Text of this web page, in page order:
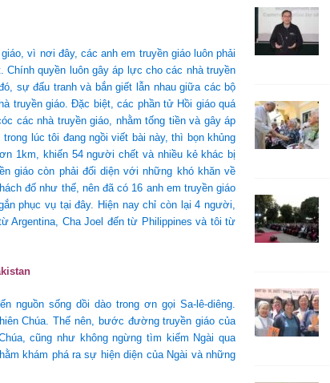
vì nơi đây, các anh em truyền giáo luôn phải
quyền luôn gây áp lực cho các nhà truyền
sự đấu tranh và bắn giết lẫn nhau giữa các bộ
truyền giáo. Đặc biệt, các phần tử Hồi giáo quá
các nhà truyền giáo, nhằm tống tiền và gây áp
lúc tôi đang ngồi viết bài này, thì bọn khủng
1km, khiến 54 người chết và nhiều kẻ khác bị
giáo còn phải đối diện với những khó khăn về
đố như thế, nên đã có 16 anh em truyền giáo
phục vụ tại đây. Hiện nay chỉ còn lại 4 người,
Argentina, Cha Joel đến từ Philippines và tôi từ
nguồn sống dồi dào trong ơn gọi Sa-lê-diêng.
Chúa. Thế nên, bước đường truyền giáo của
cũng như không ngừng tìm kiếm Ngài qua
khám phá ra sự hiện diện của Ngài và những